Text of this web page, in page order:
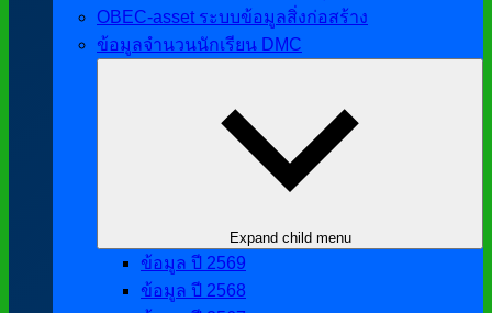
OBEC-asset ระบบข้อมูลสิ่งก่อสร้าง
ข้อมูลจำนวนนักเรียน DMC
Expand child menu
ข้อมูล ปี 2569
ข้อมูล ปี 2568